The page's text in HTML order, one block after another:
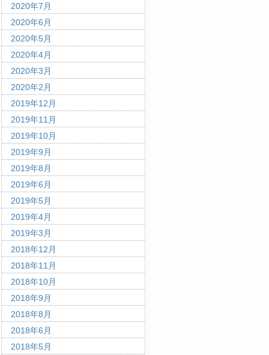
2020年7月
2020年6月
2020年5月
2020年4月
2020年3月
2020年2月
2019年12月
2019年11月
2019年10月
2019年9月
2019年8月
2019年6月
2019年5月
2019年4月
2019年3月
2018年12月
2018年11月
2018年10月
2018年9月
2018年8月
2018年6月
2018年5月